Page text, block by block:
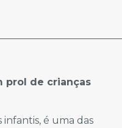
prol de crianças
infantis, é uma das